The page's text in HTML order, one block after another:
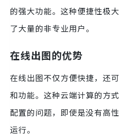
的强大功能。这种便捷性极
了大量的非专业用户。
在线出图的优势
在线出图不仅方便快捷，还
和功能。这种云端计算的方
配置的问题，即使是没有高
运行。